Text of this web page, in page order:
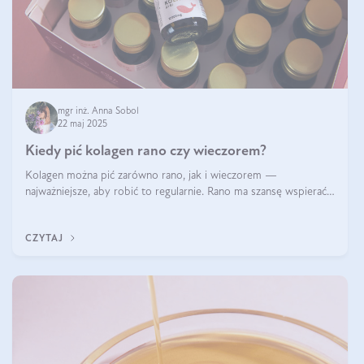
mgr inż. Anna Sobol
22 maj 2025
Kiedy pić kolagen rano czy wieczorem?
Kolagen można pić zarówno rano, jak i wieczorem —
najważniejsze, aby robić to regularnie. Rano ma szansę wspierać
CZYTAJ